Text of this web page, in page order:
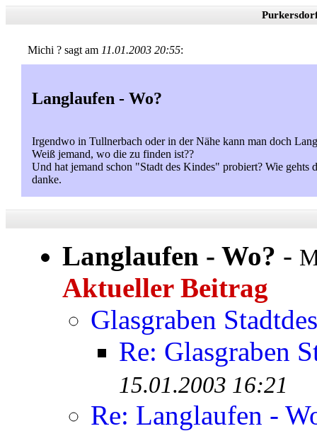
Michi ? sagt am 11.01.2003 20:55:
Langlaufen - Wo?
Irgendwo in Tullnerbach oder in der Nähe kann man doch
Weiß jemand, wo die zu finden ist??
Und hat jemand schon "Stadt des Kindes" probiert? Wie gehts
danke.
Langlaufen - Wo? -
Aktueller Beitrag
Glasgraben Stadtdes
Re: Glasgraben
15.01.2003 16:21
Re: Langlaufen -